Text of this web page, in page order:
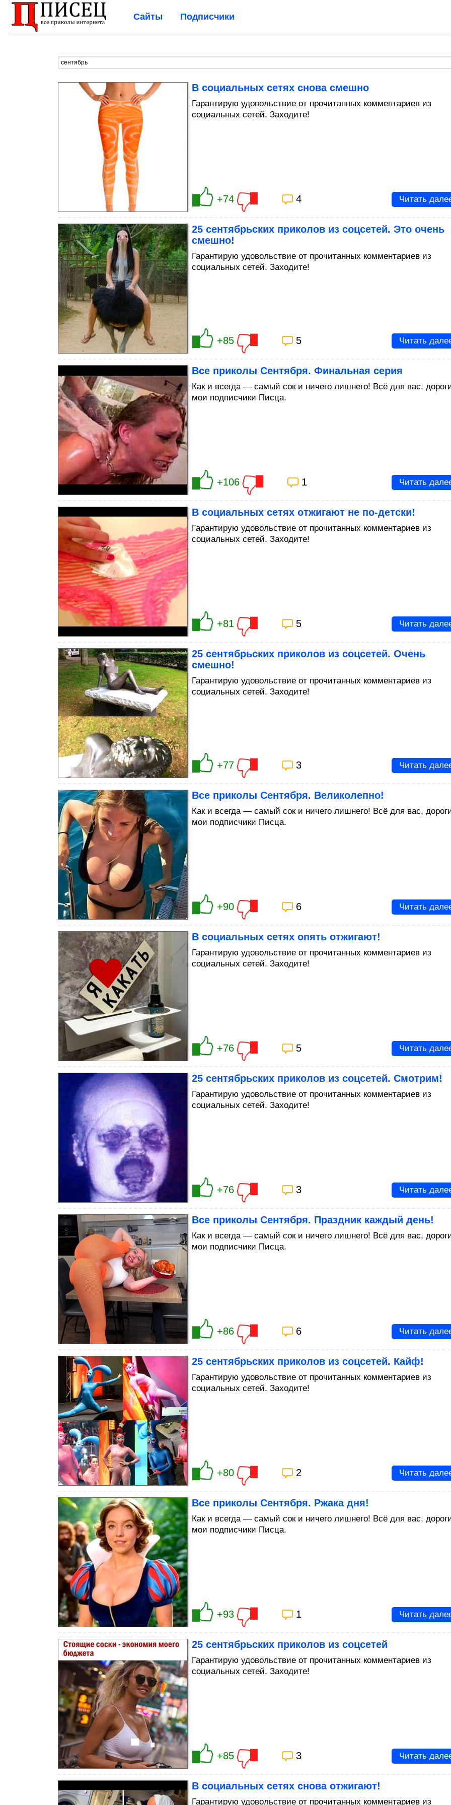
Сайты Подписчики
В социальных сетях снова смешно
Гарантирую удовольствие от прочитанных комментариев из
социальных сетей. Заходите!
+74 4 Читать
25 сентябрьских приколов из соцсетей. Это очень
смешно!
Гарантирую удовольствие от прочитанных комментариев из
социальных сетей. Заходите!
+85 5 Читать
Все приколы Сентября. Финальная серия
Как и всегда — самый сок и ничего лишнего! Всё для вас,
мои подписчики Писца.
+106 1 Читать
В социальных сетях отжигают не по-детски!
Гарантирую удовольствие от прочитанных комментариев из
социальных сетей. Заходите!
+81 5 Читать
25 сентябрьских приколов из соцсетей. Очень
смешно!
Гарантирую удовольствие от прочитанных комментариев из
социальных сетей. Заходите!
+77 3 Читать
Все приколы Сентября. Великолепно!
Как и всегда — самый сок и ничего лишнего! Всё для вас,
мои подписчики Писца.
+90 6 Читать
В социальных сетях опять отжигают!
Гарантирую удовольствие от прочитанных комментариев из
социальных сетей. Заходите!
+76 5 Читать
25 сентябрьских приколов из соцсетей. Смотрим!
Гарантирую удовольствие от прочитанных комментариев из
социальных сетей. Заходите!
+76 3 Читать
Все приколы Сентября. Праздник каждый день!
Как и всегда — самый сок и ничего лишнего! Всё для вас,
мои подписчики Писца.
+86 6 Читать
25 сентябрьских приколов из соцсетей. Кайф!
Гарантирую удовольствие от прочитанных комментариев из
социальных сетей. Заходите!
+80 2 Читать
Все приколы Сентября. Ржака дня!
Как и всегда — самый сок и ничего лишнего! Всё для вас,
мои подписчики Писца.
+93 1 Читать
25 сентябрьских приколов из соцсетей
Гарантирую удовольствие от прочитанных комментариев из
социальных сетей. Заходите!
+85 3 Читать
В социальных сетях снова отжигают!
Гарантирую удовольствие от прочитанных комментариев из